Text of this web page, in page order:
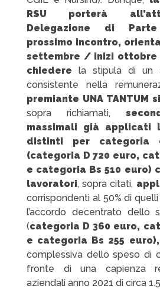
RSU
porterà
Delegazione di
prossimo incontro,
settembre / inizi ottobre
chiedere la stipula di un
consistente nella
premiante UNA TANTUM
sopra richiamati,
massimali già applicati
distinti per categoria
(categoria D 720 euro,
e categoria Bs 510 euro)
lavoratori, sopra citati,
corrispondenti al 50% di
l’accordo decentrato dello
(categoria D 360 euro,
e categoria Bs 255 euro),
complessiva dello speso di
fronte di una capienza
aziendali anno 2021 di circa